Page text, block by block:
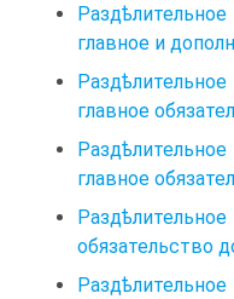
главное и
главное
главное
обязательство